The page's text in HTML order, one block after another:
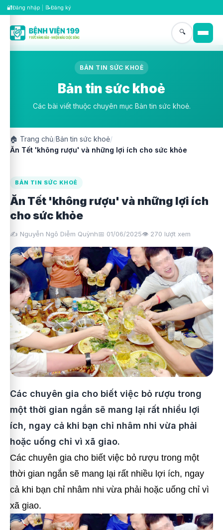
🔐Đăng nhập 📝Đăng ký
🔍
BẢN TIN SỨC KHOẺ
Bản tin sức khoẻ
Các bài viết thuộc chuyên mục Bản tin sức khoẻ.
🏠 Trang chủ/Bản tin sức khoẻ/
Ăn Tết 'không rượu' và những lợi ích cho sức khỏe
BẢN TIN SỨC KHOẺ
Ăn Tết 'không rượu' và những lợi ích
cho sức khỏe
✍️ Nguyễn Ngô Diễm Quỳnh📅 01/06/2025👁️ 270 lượt xem
Các chuyên gia cho biết việc bỏ rượu trong
một thời gian ngắn sẽ mang lại rất nhiều lợi
ích, ngay cả khi bạn chỉ nhâm nhi vừa phải
hoặc uống chỉ vì xã giao.
Các chuyên gia cho biết việc bỏ rượu trong một
thời gian ngắn sẽ mang lại rất nhiều lợi ích, ngay
cả khi bạn chỉ nhâm nhi vừa phải hoặc uống chỉ vì
xã giao.